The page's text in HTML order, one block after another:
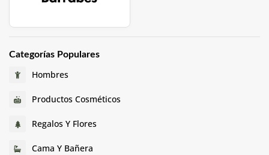
Categorías Populares
Hombres
Productos Cosméticos
Regalos Y Flores
Cama Y Bañera